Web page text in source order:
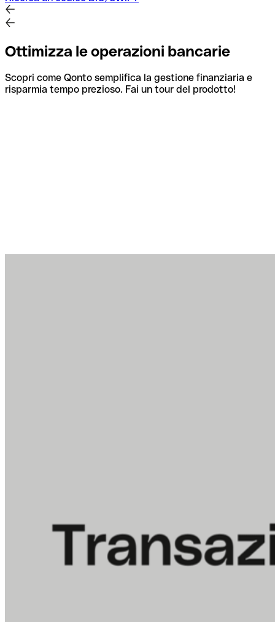
Ottimizza le operazioni bancarie
Scopri come Qonto semplifica la gestione finanziaria e
risparmia tempo prezioso. Fai un tour del prodotto!